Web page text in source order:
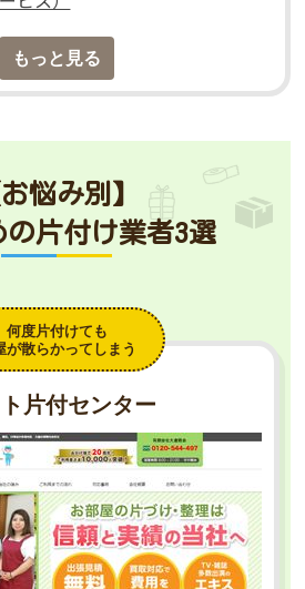
もっと見る
お悩み別】
の片付け業者3選
何度片付けても
が散らかってしまう
片付センター